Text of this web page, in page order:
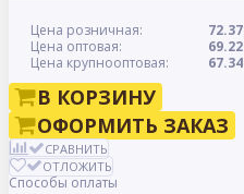
Цена розничная: 72.37
Цена оптовая:
69.22
Цена крупнооптовая:
67.34
В КОРЗИНУ
ОФОРМИТЬ ЗАКАЗ
СРАВНИТЬ
ОТЛОЖИТЬ
Способы оплаты